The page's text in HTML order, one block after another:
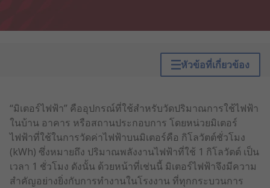
หัวข้อที่เกี่ยวข้อง
“มิเตอร์ไฟฟ้า” คืออุปกรณ์ที่ใช้สำหรับวัดปริมาณการใช้ไฟฟ้า
ในบ้าน อาคาร หรือสถานประกอบการ โดยหน่วยมิเตอร์
ไฟฟ้าที่ใช้ในการวัดค่าไฟฟ้าบนมิเตอร์คือ กิโลวัตต์ชั่วโมง
(kWh) ซึ่งหมายถึง ปริมาณพลังงานไฟฟ้าที่ใช้ 1 กิโลวัตต์ เป็น
เวลา 1 ชั่วโมง ดังนั้น ด้วยหน้าที่เช่นนี้ มิเตอร์ไฟฟ้าจึงมีความ
สำคัญอย่างยิ่งกับการทำงานในโรงงาน ที่ทุกกระบวนการ